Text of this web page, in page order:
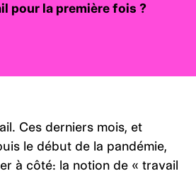
pour la première fois ?
Ces derniers mois, et
le début de la pandémie,
à côté: la notion de « travail